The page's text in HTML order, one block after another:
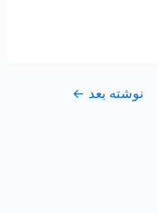
نوشته بعد ←